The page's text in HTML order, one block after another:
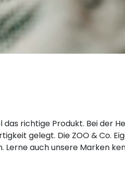
richtige Produkt. Bei der
gelegt. Die ZOO & Co.
auch unsere Marken